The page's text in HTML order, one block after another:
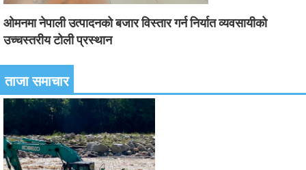
ओमनमा नेपाली उत्पादनको बजार विस्तार गर्न निर्यात व्यवसायीको
उच्चस्तरीय टोली प्रस्थान
ताजा समाचार